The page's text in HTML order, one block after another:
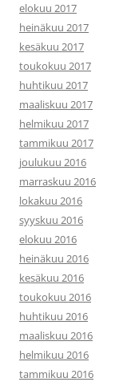
elokuu 2017
heinäkuu 2017
kesäkuu 2017
toukokuu 2017
huhtikuu 2017
maaliskuu 2017
helmikuu 2017
tammikuu 2017
joulukuu 2016
marraskuu 2016
lokakuu 2016
syyskuu 2016
elokuu 2016
heinäkuu 2016
kesäkuu 2016
toukokuu 2016
huhtikuu 2016
maaliskuu 2016
helmikuu 2016
tammikuu 2016